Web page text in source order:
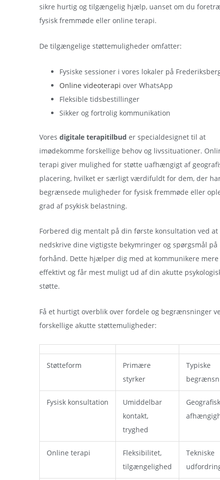
sikre hurtig og tilgængelig hjælp, uanset om du
fysisk fremmøde eller online terapi.
De tilgængelige støttemuligheder omfatter:
Fysiske sessioner i vores lokaler på
Online videoterapi over WhatsApp
Fleksible tidsbestillinger
Sikker og fortrolig kommunikation
Vores digitale terapitilbud er specialdesignet til at
imødekomme forskellige behov og livssituationer.
terapi giver mulighed for støtte uafhængigt af
placering, hvilket er særligt værdifuldt for dem, der
begrænsede muligheder for fysisk fremmøde eller
grad af psykisk belastning.
Forbered dig mentalt på din første konsultation ved at
nedskrive dine vigtigste bekymringer og spørgsmål på
forhånd. Dette hjælper dig med at kommunikere mere
effektivt og får mest muligt ud af din akutte
støtte.
Få et hurtigt overblik over fordele og begrænsninger
forskellige akutte støttemuligheder:
Støtteform
Primære
styrker
Typiske
Fysisk konsultation
Umiddelbar
kontakt,
tryghed
Geografisk
Online terapi
Fleksibilitet,
tilgængelighed
Tekniske